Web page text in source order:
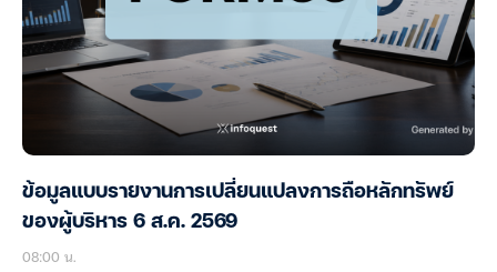
ข้อมูลแบบรายงานการเปลี่ยนแปลงการถือหลักทรัพย์
ของผู้บริหาร 6 ส.ค. 2569
08:00 น.